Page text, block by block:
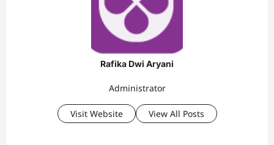
Rafika Dwi Aryani
Administrator
Visit Website View All Posts